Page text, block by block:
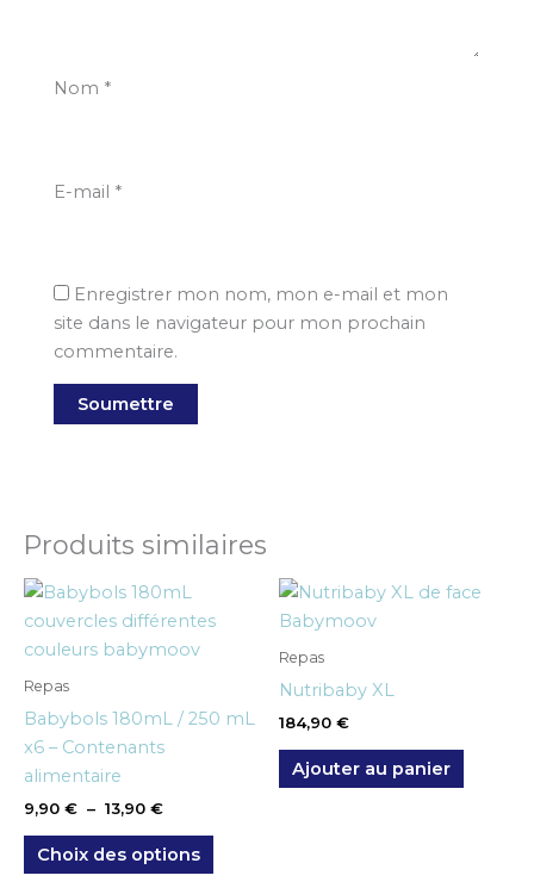
Nom *
E-mail *
Enregistrer mon nom, mon e-mail et mon
site dans le navigateur pour mon prochain
commentaire.
Produits similaires
Repas
Babybols 180mL / 250 mL
x6 – Contenants
alimentaire
9,90 € – 13,90 €
Plage
prix :
9,90 €
Choix des options
produit
peuvent
sur
Repas
Nutribaby XL
184,90 €
Ajouter au panier